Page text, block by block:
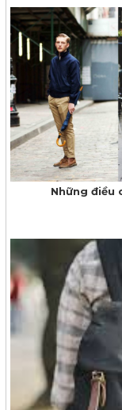
Những điều